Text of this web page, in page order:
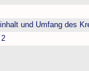
und Umfang des